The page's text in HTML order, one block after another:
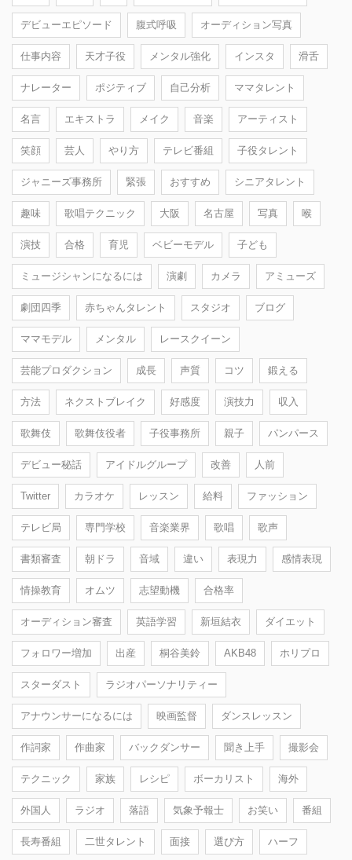
デビューエピソード 腹式呼吸 オーディション写真
仕事内容 天才子役 メンタル強化 インスタ 滑舌
ナレーター ポジティブ 自己分析 ママタレント
名言 エキストラ メイク 音楽 アーティスト
笑顔 芸人 やり方 テレビ番組 子役タレント
ジャニーズ事務所 緊張 おすすめ シニアタレント
趣味 歌唱テクニック 大阪 名古屋 写真 喉
演技 合格 育児 ベビーモデル 子ども
ミュージシャンになるには 演劇 カメラ アミューズ
劇団四季 赤ちゃんタレント スタジオ ブログ
ママモデル メンタル レースクイーン
芸能プロダクション 成長 声質 コツ 鍛える
方法 ネクストブレイク 好感度 演技力 収入
歌舞伎 歌舞伎役者 子役事務所 親子 パンパース
デビュー秘話 アイドルグループ 改善 人前
Twitter カラオケ レッスン 給料 ファッション
テレビ局 専門学校 音楽業界 歌唱 歌声
書類審査 朝ドラ 音域 違い 表現力 感情表現
情操教育 オムツ 志望動機 合格率
オーディション審査 英語学習 新垣結衣 ダイエット
フォロワー増加 出産 桐谷美鈴 AKB48 ホリプロ
スターダスト ラジオパーソナリティー
アナウンサーになるには 映画監督 ダンスレッスン
作詞家 作曲家 バックダンサー 聞き上手 撮影会
テクニック 家族 レシピ ボーカリスト 海外
外国人 ラジオ 落語 気象予報士 お笑い 番組
長寿番組 二世タレント 面接 選び方 ハーフ